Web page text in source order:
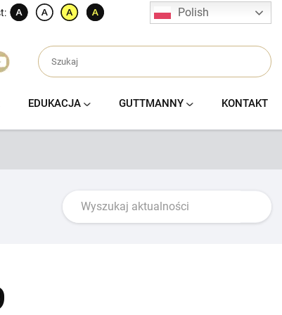
Polish
EDUKACJA GUTTMANNY KONTAKT